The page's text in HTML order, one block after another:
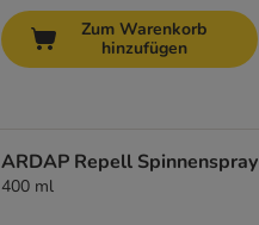
Zum Warenkorb
hinzufügen
ARDAP Repell Spinnenspray
400 ml